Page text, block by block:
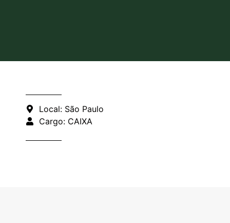
Local: São Paulo
Cargo: CAIXA